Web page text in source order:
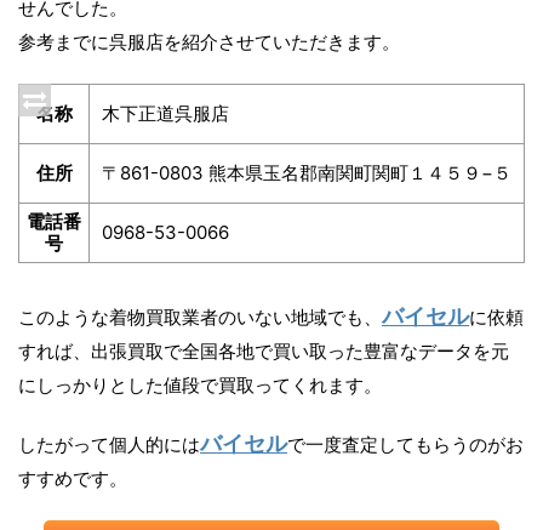
せんでした。
参考までに呉服店を紹介させていただきます。
名称 木下正道呉服店
住所 〒861-0803 熊本県玉名郡南関町関町１４５９−５
電話番
号
0968-53-0066
このような着物買取業者のいない地域でも、バイセルに依頼
すれば、出張買取で全国各地で買い取った豊富なデータを元
にしっかりとした値段で買取ってくれます。
したがって個人的にはバイセルで一度査定してもらうのがお
すすめです。